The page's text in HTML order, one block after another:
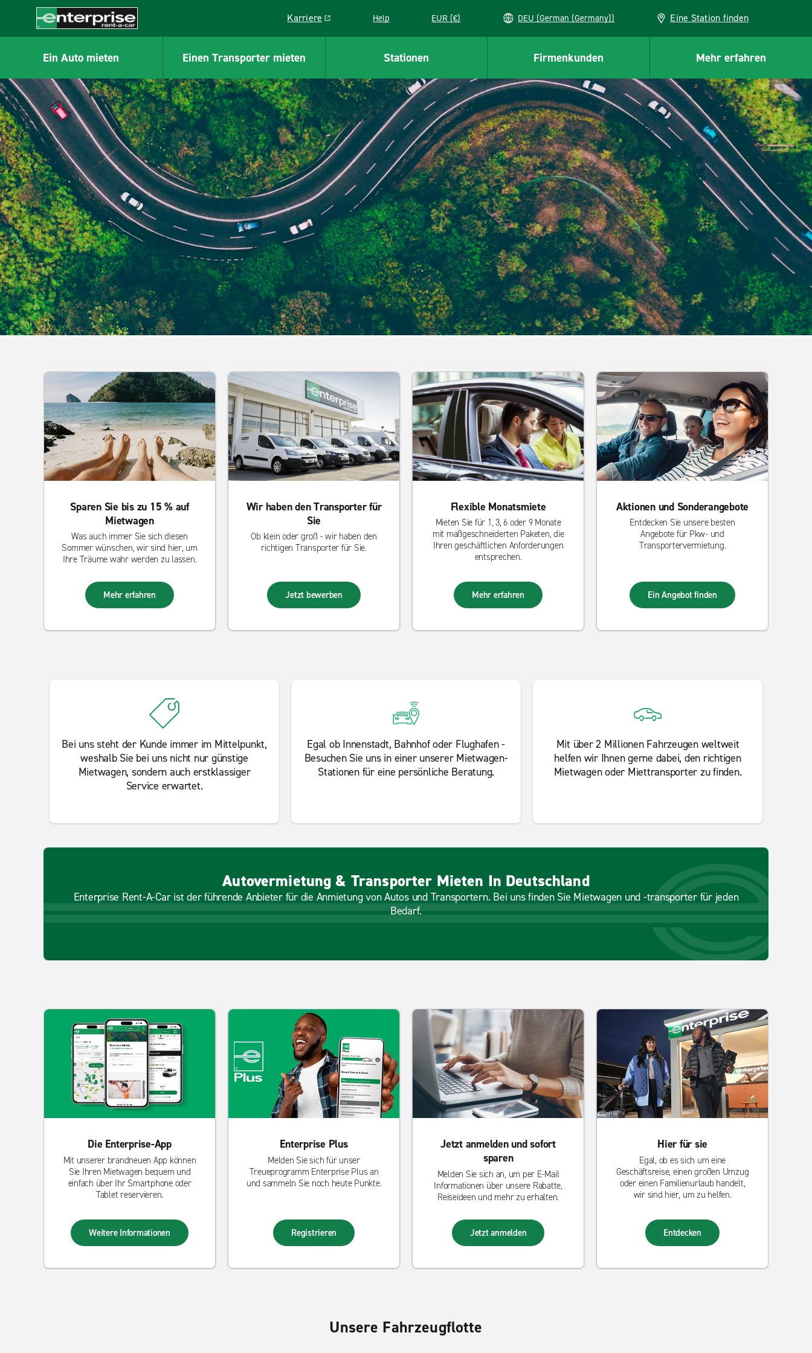
CONTENT
Enterprise
Karriere
Link opens in a new window
Help EUR (€) DEU (German (Germany)) Eine Station finden
Ein Auto mieten Einen Transporter mieten Stationen Firmenkunden Mehr erfahren
Sparen Sie bis zu 15 % auf
Mietwagen
Was auch immer Sie sich diesen
Sommer wünschen, wir sind hier, um
Ihre Träume wahr werden zu lassen.
Mehr erfahren
Wir haben den Transporter für
Sie
Ob klein oder groß - wir haben den
richtigen Transporter für Sie.
Jetzt bewerben
Flexible Monatsmiete
Mieten Sie für 1, 3, 6 oder 9 Monate
mit maßgeschneiderten Paketen, die
Ihren geschäftlichen Anforderungen
entsprechen.
Mehr erfahren
Aktionen und Sonderangebote
Entdecken Sie unsere besten
Angebote für Pkw- und
Transportervermietung.
Ein Angebot finden
Bei uns steht der Kunde immer im Mittelpunkt,
weshalb Sie bei uns nicht nur günstige
Mietwagen, sondern auch erstklassiger
Service erwartet.
Egal ob Innenstadt, Bahnhof oder Flughafen -
Besuchen Sie uns in einer unserer Mietwagen-
Stationen für eine persönliche Beratung.
Mit über 2 Millionen Fahrzeugen weltweit
helfen wir Ihnen gerne dabei, den richtigen
Mietwagen oder Miettransporter zu finden.
Autovermietung & Transporter Mieten In Deutschland
Enterprise Rent-A-Car ist der führende Anbieter für die Anmietung von Autos und Transportern. Bei uns finden Sie Mietwagen und -transporter für jeden
Bedarf.
Die Enterprise-App
Mit unserer brandneuen App können
Sie Ihren Mietwagen bequem und
einfach über Ihr Smartphone oder
Tablet reservieren.
Weitere Informationen
Enterprise Plus
Melden Sie sich für unser
Treueprogramm Enterprise Plus an
und sammeln Sie noch heute Punkte.
Registrieren
Jetzt anmelden und sofort
sparen
Melden Sie sich an, um per E-Mail
Informationen über unsere Rabatte,
Reiseideen und mehr zu erhalten.
Jetzt anmelden
Hier für sie
Egal, ob es sich um eine
Geschäftsreise, einen großen Umzug
oder einen Familienurlaub handelt,
wir sind hier, um zu helfen.
Entdecken
Unsere Fahrzeugflotte